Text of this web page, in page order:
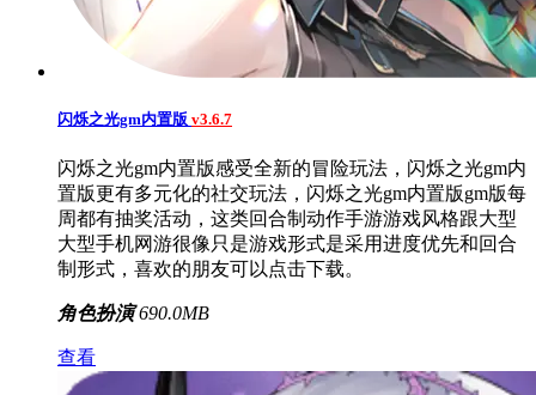
闪烁之光gm内置版 v3.6.7
闪烁之光gm内置版感受全新的冒险玩法，闪烁之光gm内
置版更有多元化的社交玩法，闪烁之光gm内置版gm版每
周都有抽奖活动，这类回合制动作手游游戏风格跟大型
大型手机网游很像只是游戏形式是采用进度优先和回合
制形式，喜欢的朋友可以点击下载。
角色扮演 690.0MB
查看